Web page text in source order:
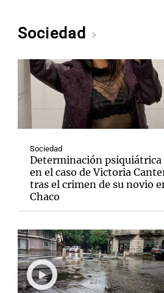
Sociedad
Sociedad
Determinación psiquiátrica
en el caso de Victoria
tras el crimen de su novio
Chaco